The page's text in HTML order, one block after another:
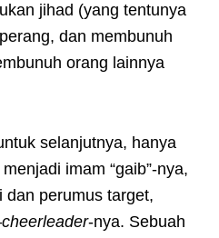
jihad (yang tentunya
dan membunuh
orang lainnya
selanjutnya, hanya
imam “gaib”-nya,
dan perumus target,
cheerleader-nya. Sebuah